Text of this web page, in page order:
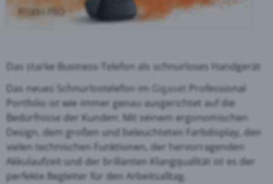
Das starke Business-Telefon als schnurloses Handgerät
Das neues Schnurlostelefon im
Gigaset Professional
Portfolio ist wie immer genau ausgerichtet auf die
Bedürfnisse der Kunden: Mit seinem ergonomischen
Design, dem großen und beleuchteten Farbdisplay, den
vielen technischen Funktionen, der hervorragenden
Akkulaufzeit und der brillanten Klangqualität ist es der
perfekte Begleiter für den Arbeitsalltag.